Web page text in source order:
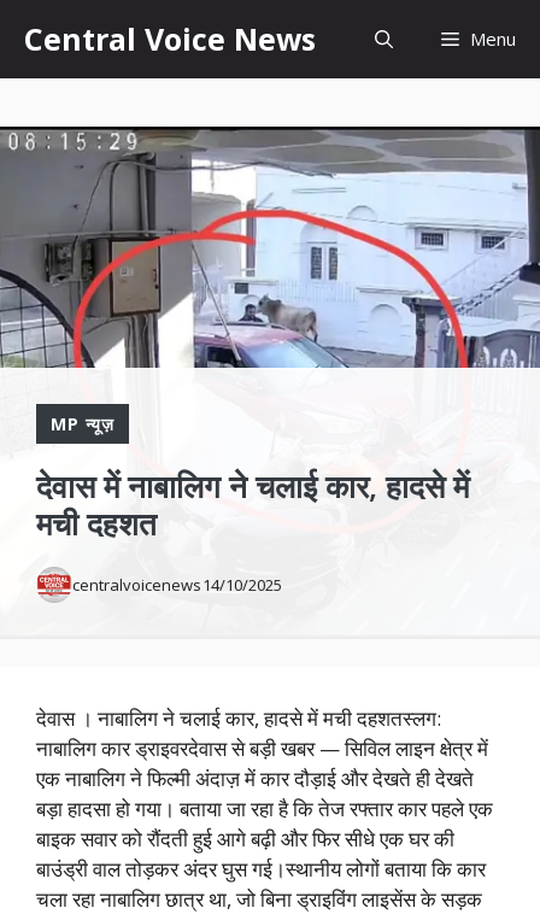
content
Central Voice News Menu
MP न्यूज़
देवास में नाबालिग ने चलाई कार, हादसे में
मची दहशत
centralvoicenews14/10/2025
देवास । नाबालिग ने चलाई कार, हादसे में मची दहशतस्लग:
नाबालिग कार ड्राइवरदेवास से बड़ी खबर — सिविल लाइन क्षेत्र में
एक नाबालिग ने फिल्मी अंदाज़ में कार दौड़ाई और देखते ही देखते
बड़ा हादसा हो गया। बताया जा रहा है कि तेज रफ्तार कार पहले एक
बाइक सवार को रौंदती हुई आगे बढ़ी और फिर सीधे एक घर की
बाउंड्री वाल तोड़कर अंदर घुस गई।स्थानीय लोगों बताया कि कार
चला रहा नाबालिग छात्र था, जो बिना ड्राइविंग लाइसेंस के सड़क